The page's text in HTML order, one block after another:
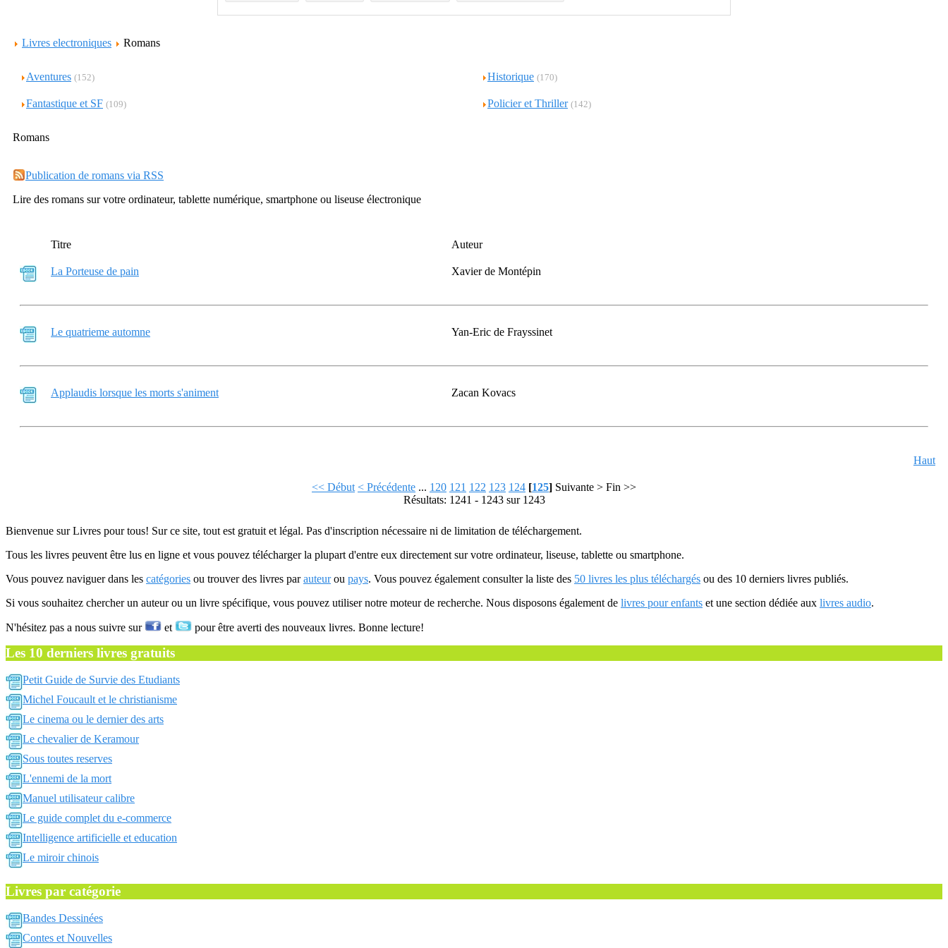
Livres electroniques Romans
Aventures (152) Historique (170)
Fantastique et SF (109) Policier et Thriller (142)
Romans
Publication de romans via RSS
Lire des romans sur votre ordinateur, tablette numérique, smartphone ou liseuse électronique
Titre Auteur
La Porteuse de pain Xavier de Montépin
Le quatrieme automne Yan-Eric de Frayssinet
Applaudis lorsque les morts s'animent Zacan Kovacs
Haut
<< Début < Précédente ... 120 121 122 123 124 [125] Suivante > Fin >>
Résultats: 1241 - 1243 sur 1243
Bienvenue sur Livres pour tous! Sur ce site, tout est gratuit et légal. Pas d'inscription nécessaire ni de limitation de téléchargement.
Tous les livres peuvent être lus en ligne et vous pouvez télécharger la plupart d'entre eux directement sur votre ordinateur, liseuse, tablette ou smartphone.
Vous pouvez naviguer dans les catégories ou trouver des livres parauteurou pays. Vous pouvez également consulter la liste des 50 livres les plus téléchargés ou des 10 derniers livres publiés.
Si vous souhaitez chercher un auteur ou un livre spécifique, vous pouvez utiliser notre moteur de recherche. Nous disposons également de livres pour enfants et une section dédiée aux livres audio.
N'hésitez pas a nous suivre sur et pour être averti des nouveaux livres. Bonne lecture!
Les 10 derniers livres gratuits
Petit Guide de Survie des Etudiants
Michel Foucault et le christianisme
Le cinema ou le dernier des arts
Le chevalier de Keramour
Sous toutes reserves
L'ennemi de la mort
Manuel utilisateur calibre
Le guide complet du e-commerce
Intelligence artificielle et education
Le miroir chinois
Livres par catégorie
Bandes Dessinées
Contes et Nouvelles